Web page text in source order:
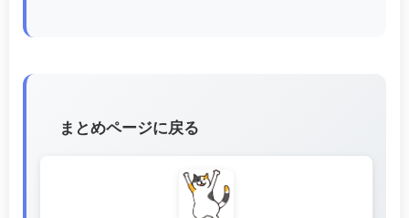
まとめページに戻る